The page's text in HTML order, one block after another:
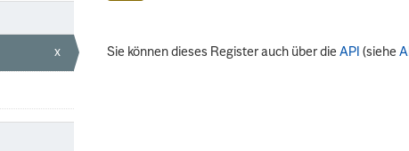
x Sie können dieses Register auch über dieAPI (siehe